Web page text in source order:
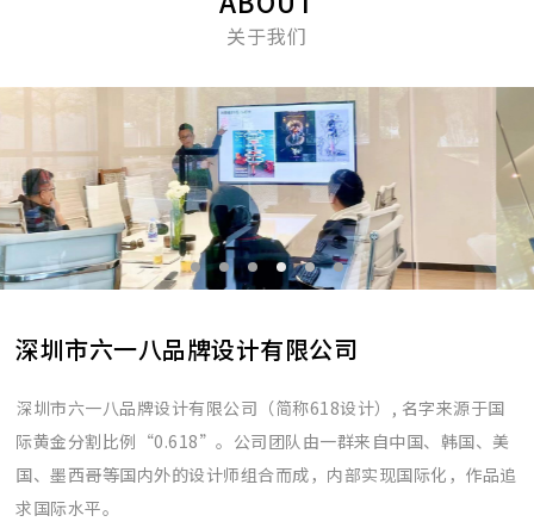
关于我们
深圳市六一八品牌设计有限公司
深圳市六一八品牌设计有限公司（简称618设计）, 名字来源于国
际黄金分割比例“0.618”。公司团队由一群来自中国、韩国、美
国、墨西哥等国内外的设计师组合而成，内部实现国际化，作品追
求国际水平。